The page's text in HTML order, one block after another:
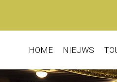
HOME NIEUWS